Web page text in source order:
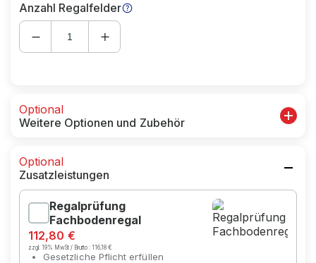
Anzahl Regalfelder
Optional
Weitere Optionen und Zubehör
Optional
Zusatzleistungen
Regalprüfung
Fachbodenregal
112,80 €
zzgl. 19% MwSt / Brutto :116,18 €
Gesetzliche Pflicht erfüllen